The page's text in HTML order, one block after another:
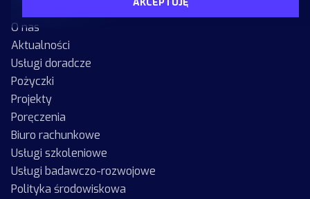
O nas
Aktualności
Usługi doradcze
Pożyczki
Projekty
Poręczenia
Biuro rachunkowe
Usługi szkoleniowe
Usługi badawczo-rozwojowe
Polityka środowiskowa